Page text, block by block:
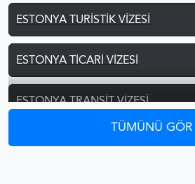
ESTONYA TURISTIK VIZESI
ESTONYA TICARI VIZESI
ESTONYA TRANSIT VIZESI
TÜMÜNÜ GÖR